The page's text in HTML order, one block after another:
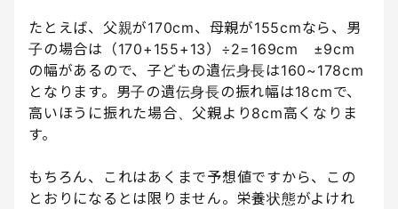
たとえば、父親が170cm、母親が155cmなら、男
子の場合は（170+155+13）÷2=169cm ±9cm
の幅があるので、子どもの遺伝身長は160~178cm
となります。男子の遺伝身長の振れ幅は18cmで、
高いほうに振れた場合、父親より8cm高くなりま
す。
もちろん、これはあくまで予想値ですから、この
とおりになるとは限りません。栄養状態がよけれ